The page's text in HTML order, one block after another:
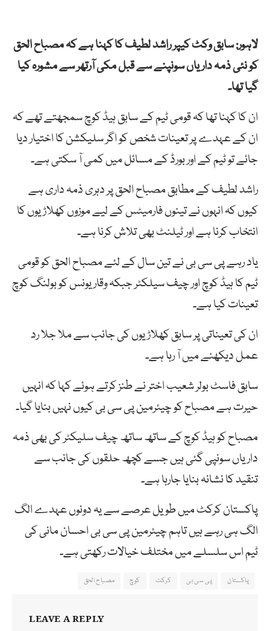
لاہور: سابق وکٹ کیپر راشد لطیف کا کہنا ہے کہ مصباح الحق
کو نئی ذمہ داریاں سونپنے سے قبل مکی آرتھر سے مشورہ کیا
گیا تھا۔
ان کا کہنا تھا کہ قومی ٹیم کے سابق ہیڈ کوچ سمجھتے تھے کہ
ان کے عہدے پر تعینات شخص کو اگر سلیکشن کا اختیار دیا
جائے تو ٹیم کے اور بورڈ کے مسائل میں کمی آ سکتی ہے۔
راشد لطیف کے مطابق مصباح الحق پر دہری ذمہ داری ہے
کیوں کہ انہوں نے تینوں فارمیٹس کے لیے موزوں کھلاڑیوں کا
انتخاب کرنا ہے اور ٹیلنٹ بھی تلاش کرنا ہے۔
یاد رہے پی سی بی نے تین سال کے لئے مصباح الحق کو قومی
ٹیم کا ہیڈ کوچ اور چیف سیلکٹر جبکہ وقار یونس کو بولنگ کوچ
تعینات کیا ہے۔
ان کی تعیناتی پر سابق کھلاڑیوں کی جانب سے ملا جلا رد
عمل دیکھنے میں آ رہا ہے۔
سابق فاسٹ بولر شعیب اختر نے طنز کرتے ہوئے کہا کہ انہیں
حیرت ہے مصباح کو چیئرمین پی سی بی کیوں نہیں بنایا گیا۔
مصباح کو ہیڈ کوچ کے ساتھ ساتھ چیف سلیکٹر کی بھی ذمہ
داریاں سونپی گئی ہیں جسے کچھ حلقوں کی جانب سے
تنقید کا نشانہ بنایا جارہا ہے۔
پاکستان کرکٹ میں طویل عرصے سے یہ دونوں عہدے الگ
الگ ہی رہے ہیں تاہم چیئرمین پی سی بی احسان مانی کی
ٹیم اس سلسلے میں مختلف خیالات رکھتی ہے۔
پاکستان پی سی بی کرکٹ کوچ مصباح الحق
LEAVE A REPLY